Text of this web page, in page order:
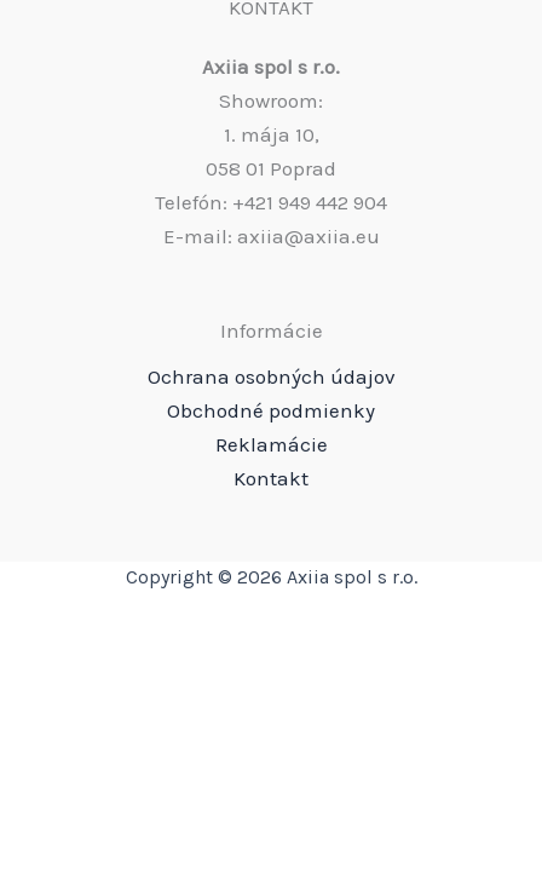
KONTAKT
Axiia spol s r.o.
Showroom:
1. mája 10,
058 01 Poprad
Telefón: +421 949 442 904
E-mail: axiia@axiia.eu
Informácie
Ochrana osobných údajov
Obchodné podmienky
Reklamácie
Kontakt
Copyright © 2026 Axiia spol s r.o.